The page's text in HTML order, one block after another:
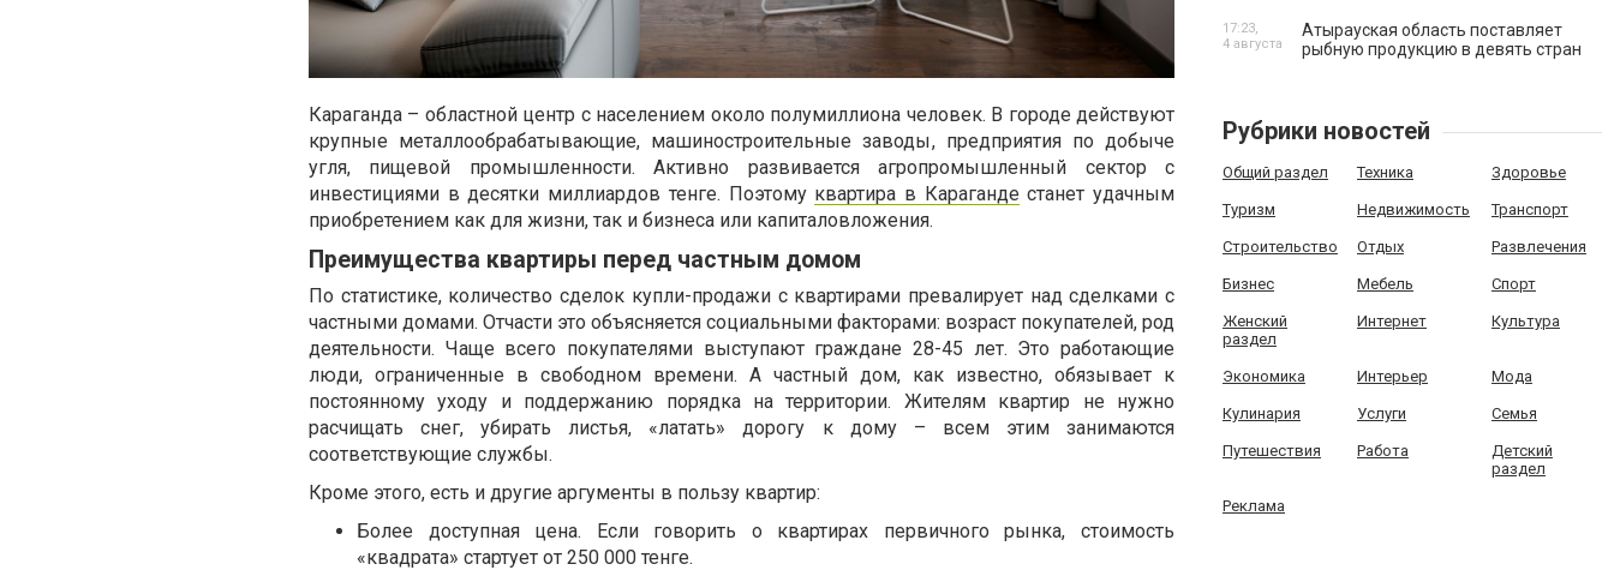
Караганда – областной центр с населением около полумиллиона человек. В городе действуют
крупные металлообрабатывающие, машиностроительные заводы, предприятия по добыче
угля, пищевой промышленности. Активно развивается агропромышленный сектор с
инвестициями в десятки миллиардов тенге. Поэтому квартира в Караганде станет удачным
приобретением как для жизни, так и бизнеса или капиталовложения.
Преимущества квартиры перед частным домом
По статистике, количество сделок купли-продажи с квартирами превалирует над сделками с
частными домами. Отчасти это объясняется социальными факторами: возраст покупателей, род
деятельности. Чаще всего покупателями выступают граждане 28-45 лет. Это работающие
люди, ограниченные в свободном времени. А частный дом, как известно, обязывает к
постоянному уходу и поддержанию порядка на территории. Жителям квартир не нужно
расчищать снег, убирать листья, «латать» дорогу к дому – всем этим занимаются
соответствующие службы.
Кроме этого, есть и другие аргументы в пользу квартир:
Более доступная цена. Если говорить о квартирах первичного рынка, стоимость
«квадрата» стартует от 250 000 тенге.
Атырауская область поставляет
рыбную продукцию в девять стран
17:23,
4 августа
Рубрики новостей
Общий раздел Техника Здоровье
Туризм Недвижимость Транспорт
Строительство Отдых Развлечения
Бизнес Мебель Спорт
Женский
раздел
Интернет Культура
Экономика Интерьер Мода
Кулинария Услуги Семья
Путешествия Работа
Детский
раздел
Реклама